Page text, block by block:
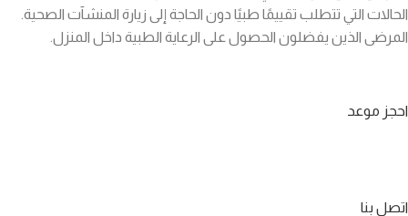
الحالات التي تتطلب تقييمًا طبيًا دون الحاجة إلى زيارة المنشآت الصحية.
المرضى الذين يفضلون الحصول على الرعاية الطبية داخل المنزل.
احجز موعد
اتصل بنا